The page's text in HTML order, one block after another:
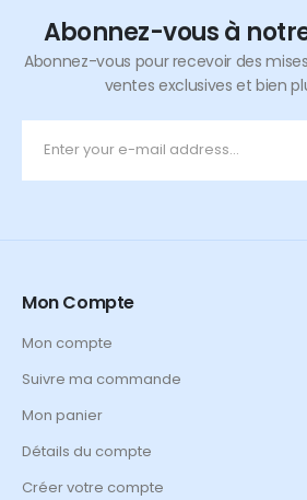
Abonnez-vous à
Abonnez-vous pour recevoir des
ventes exclusives et bien
Mon Compte
Mon compte
Suivre ma commande
Mon panier
Détails du compte
Créer votre compte